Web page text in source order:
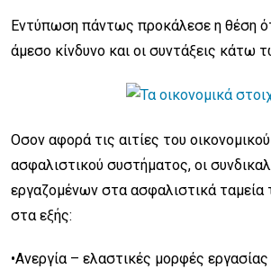
Εντύπωση πάντως προκάλεσε η θέση
άμεσο κίνδυνο και οι συντάξεις κάτω
Οσον αφορά τις αιτίες του
ασφαλιστικού συστήματος, οι
εργαζομένων στα ασφαλιστικά ταμεία
στα εξής:
•Ανεργία – ελαστικές μορφές